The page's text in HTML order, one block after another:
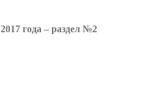
года – раздел №2